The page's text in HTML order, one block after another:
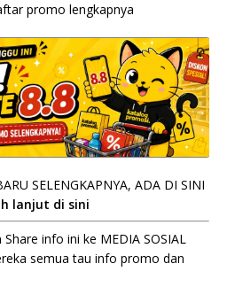
promo lengkapnya
SELENGKAPNYA, ADA DI SINI
lanjut di sini
info ini ke MEDIA SOSIAL
semua tau info promo dan